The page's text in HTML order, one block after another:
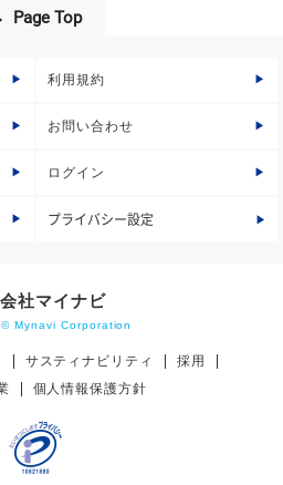
Page Top
利用規約
お問い合わせ
ログイン
プライバシー設定
社マイナビ
Mynavi Corporation
サスティナビリティ
採用
個人情報保護方針